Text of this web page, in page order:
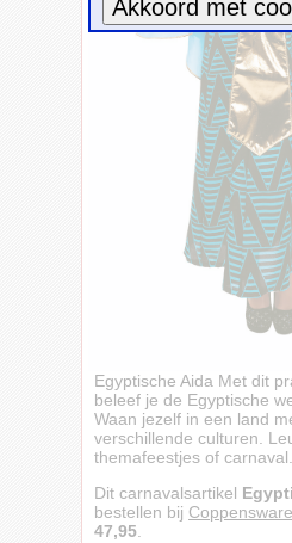
Egyptische Aida Met dit
beleef je de Egyptische
Waan jezelf in een land
verschillende culturen.
themafeestjes of
Dit carnavalsartikel
bestellen bij
47,95
Meer informatie